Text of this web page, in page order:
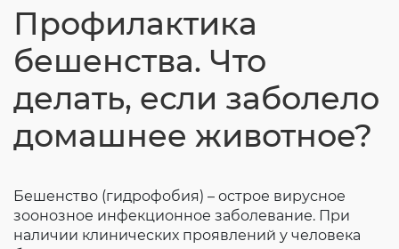
Профилактика
бешенства. Что
делать, если заболело
домашнее животное?
Бешенство (гидрофобия) – острое вирусное
зоонозное инфекционное заболевание. При
наличии клинических проявлений у человека
Загрузить файл
Согласие на обработку личных данных